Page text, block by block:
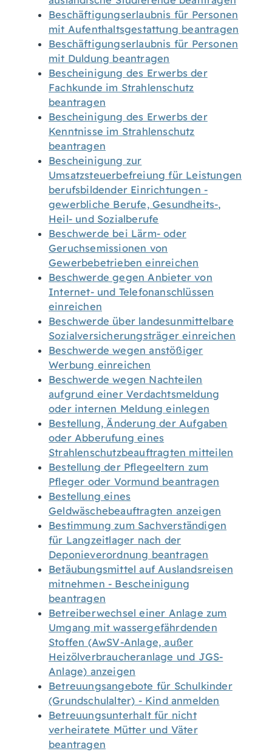
Beschäftigungserlaubnis für Personen
mit Aufenthaltsgestattung beantragen
Beschäftigungserlaubnis für Personen
mit Duldung beantragen
Bescheinigung des Erwerbs der
Fachkunde im Strahlenschutz
beantragen
Bescheinigung des Erwerbs der
Kenntnisse im Strahlenschutz
beantragen
Bescheinigung zur
Umsatzsteuerbefreiung für Leistungen
berufsbildender Einrichtungen -
gewerbliche Berufe, Gesundheits-,
Heil- und Sozialberufe
Beschwerde bei Lärm- oder
Geruchsemissionen von
Gewerbebetrieben einreichen
Beschwerde gegen Anbieter von
Internet- und Telefonanschlüssen
einreichen
Beschwerde über landesunmittelbare
Sozialversicherungsträger einreichen
Beschwerde wegen anstößiger
Werbung einreichen
Beschwerde wegen Nachteilen
aufgrund einer Verdachtsmeldung
oder internen Meldung einlegen
Bestellung, Änderung der Aufgaben
oder Abberufung eines
Strahlenschutzbeauftragten mitteilen
Bestellung der Pflegeeltern zum
Pfleger oder Vormund beantragen
Bestellung eines
Geldwäschebeauftragten anzeigen
Bestimmung zum Sachverständigen
für Langzeitlager nach der
Deponieverordnung beantragen
Betäubungsmittel auf Auslandsreisen
mitnehmen - Bescheinigung
beantragen
Betreiberwechsel einer Anlage zum
Umgang mit wassergefährdenden
Stoffen (AwSV-Anlage, außer
Heizölverbraucheranlage und JGS-
Anlage) anzeigen
Betreuungsangebote für Schulkinder
(Grundschulalter) - Kind anmelden
Betreuungsunterhalt für nicht
verheiratete Mütter und Väter
beantragen